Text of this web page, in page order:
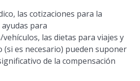
las cotizaciones para la
para
las dietas para viajes y
(si es necesario) pueden suponer
de la compensación